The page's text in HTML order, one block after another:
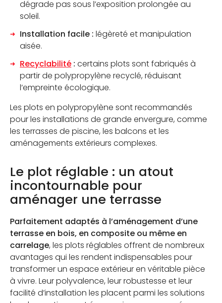
dégrade pas sous l’exposition prolongée au
soleil.
Installation facile : légèreté et manipulation
aisée.
Recyclabilité : certains plots sont fabriqués à
partir de polypropylène recyclé, réduisant
l’empreinte écologique.
Les plots en polypropylène sont recommandés
pour les installations de grande envergure, comme
les terrasses de piscine, les balcons et les
aménagements extérieurs complexes.
Le plot réglable : un atout
incontournable pour
aménager une terrasse
Parfaitement adaptés à l’aménagement d’une
terrasse en bois, en composite ou même en
carrelage, les plots réglables offrent de nombreux
avantages qui les rendent indispensables pour
transformer un espace extérieur en véritable pièce
à vivre. Leur polyvalence, leur robustesse et leur
facilité d’installation les placent parmi les solutions